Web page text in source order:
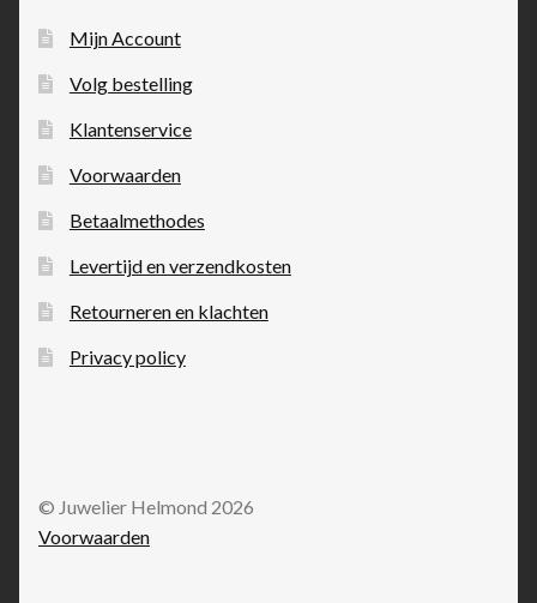
Mijn Account
Volg bestelling
Klantenservice
Voorwaarden
Betaalmethodes
Levertijd en verzendkosten
Retourneren en klachten
Privacy policy
© Juwelier Helmond 2026
Voorwaarden